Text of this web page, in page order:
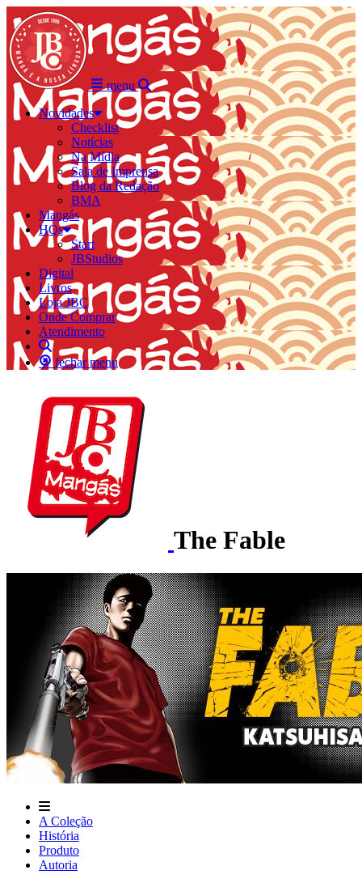
menu
Novidades
Checklist
Notícias
Na Mídia
Sala de Imprensa
Blog da Redação
BMA
Mangás
HQs
Start
JBStudios
Digital
Livros
Loja JBC
Onde Comprar
Atendimento
fechar menu
The Fable
A Coleção
História
Produto
Autoria